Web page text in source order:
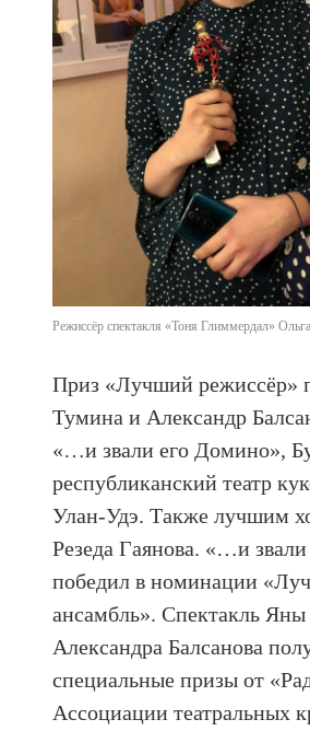
Режиссёр спектакля «Тоня Глиммердал»
Приз «Лучший режиссёр»
Тумина и Александр
«…и звали его Домино»,
республиканский театр
Улан-Удэ. Также лучшим
Резеда Гаянова. «…и
победил в номинации
ансамбль». Спектакль
Александра Балсанова
специальные призы от
Ассоциации театральных